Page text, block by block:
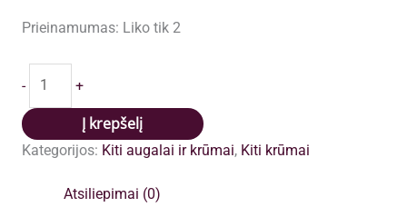
Prieinamumas: Liko tik 2
-
kiekis:
Alyva
Royalty
vazone
+
Į krepšelį
Kategorijos: Kiti augalai ir krūmai, Kiti krūmai
Atsiliepimai (0)